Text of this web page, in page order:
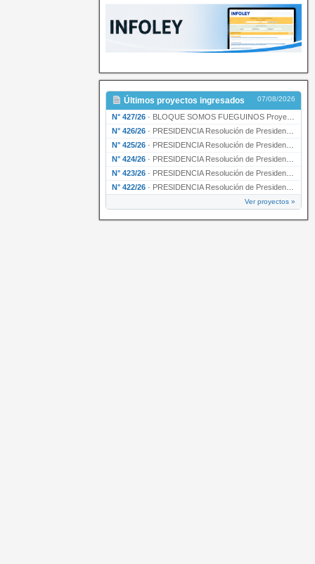
Últimos proyectos ingresados 07/08/2026
N° 427/26 · BLOQUE SOMOS FUEGUINOS Proyecto de Declaración declarando de interés provincial PRESIDENCI…
N° 426/26 · PRESIDENCIA Resolución de Presidencia N° 216/26 declarando de interés provincial la labor …
N° 425/26 · PRESIDENCIA Resolución de Presidencia N° 212/26 declarando de interés provincial el “50° A…
N° 424/26 · PRESIDENCIA Resolución de Presidencia Nº 210/26 declarando de interés provincial el proyec…
N° 423/26 · PRESIDENCIA Resolución de Presidencia Nº 209/26 declarando de interés provincial la presen…
N° 422/26 · PRESIDENCIA Resolución de Presidencia N° 200/26 para su ratificación.
Ver proyectos »